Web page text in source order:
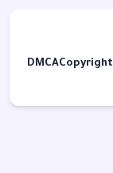
Copyright
DMCA